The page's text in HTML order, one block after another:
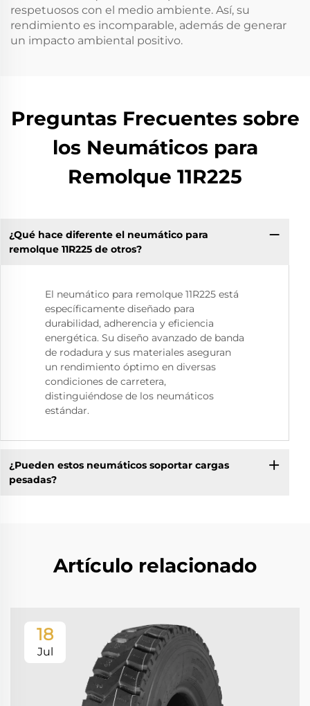
respetuosos con el medio ambiente. Así, su
rendimiento es incomparable, además de generar
un impacto ambiental positivo.
Preguntas Frecuentes sobre
los Neumáticos para
Remolque 11R225
¿Qué hace diferente el neumático para
remolque 11R225 de otros?
El neumático para remolque 11R225 está
específicamente diseñado para
durabilidad, adherencia y eficiencia
energética. Su diseño avanzado de banda
de rodadura y sus materiales aseguran
un rendimiento óptimo en diversas
condiciones de carretera,
distinguiéndose de los neumáticos
estándar.
¿Pueden estos neumáticos soportar cargas
pesadas?
Artículo relacionado
18
Jul